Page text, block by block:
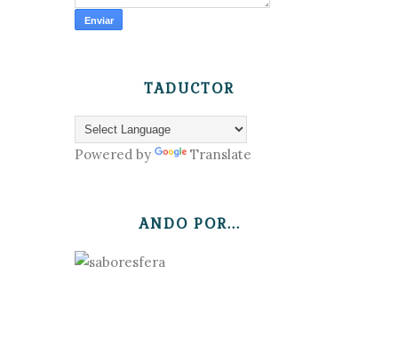
TADUCTOR
Powered by Translate
ANDO POR...